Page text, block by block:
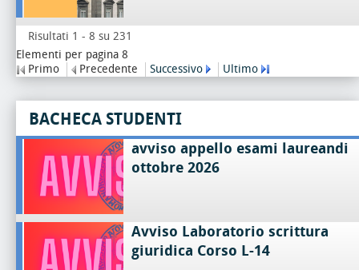
Risultati 1 - 8 su 231
Elementi per pagina 8
Primo
Precedente Successivo Ultimo
BACHECA STUDENTI
avviso appello esami laureandi
ottobre 2026
Avviso Laboratorio scrittura
giuridica Corso L-14